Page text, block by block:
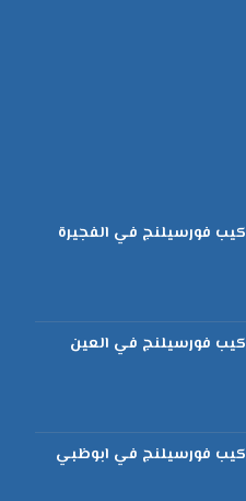
فورسيلنج في الفجيرة
فورسيلنج في العين
فورسيلنج في ابوظبي